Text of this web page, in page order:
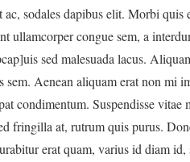
sodales dapibus elit. Morbi
ullamcorper congue sem, a
sed malesuada lacus.
Aenean aliquam erat non
condimentum. Suspendisse
fringilla at, rutrum quis purus.
erat quam, varius id diam